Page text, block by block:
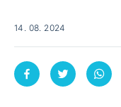
14. 08. 2024